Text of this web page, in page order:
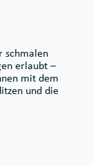
schmalen
erlaubt –
mit dem
und die